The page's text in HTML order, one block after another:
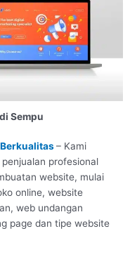
Sempu
– Kami
profesional
website, mulai
online, website
web undangan
page dan tipe website